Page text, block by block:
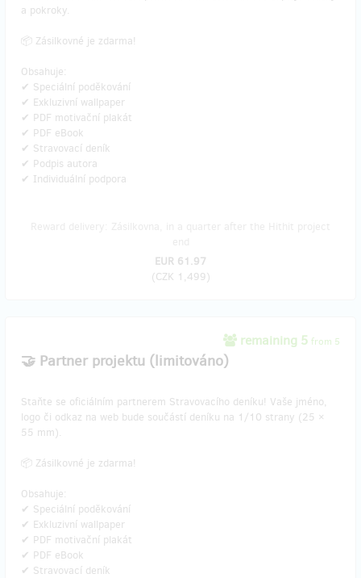
a pokroky.
📦 Zásilkovné je zdarma!
Obsahuje:
✔ Speciální poděkování
✔ Exkluzivní wallpaper
✔ PDF motivační plakát
✔ PDF eBook
✔ Stravovací deník
✔ Podpis autora
✔ Individuální podpora
EUR 61.97
(CZK 1,499)
remaining 5 from 5
🤝 Partner projektu (limitováno)
Staňte se oficiálním partnerem Stravovacího deníku! Vaše jméno,
logo či odkaz na web bude součástí deníku na 1/10 strany (25 ×
55 mm).
📦 Zásilkovné je zdarma!
Obsahuje:
✔ Speciální poděkování
✔ Exkluzivní wallpaper
✔ PDF motivační plakát
✔ PDF eBook
✔ Stravovací deník